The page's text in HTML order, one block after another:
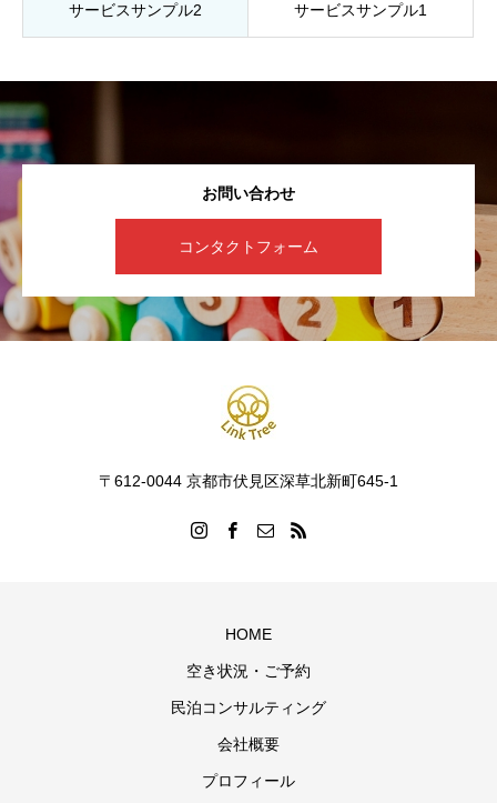
サービスサンプル2 サービスサンプル1
お問い合わせ
コンタクトフォーム
〒612-0044 京都市伏見区深草北新町645-1
HOME
空き状況・ご予約
民泊コンサルティング
会社概要
プロフィール